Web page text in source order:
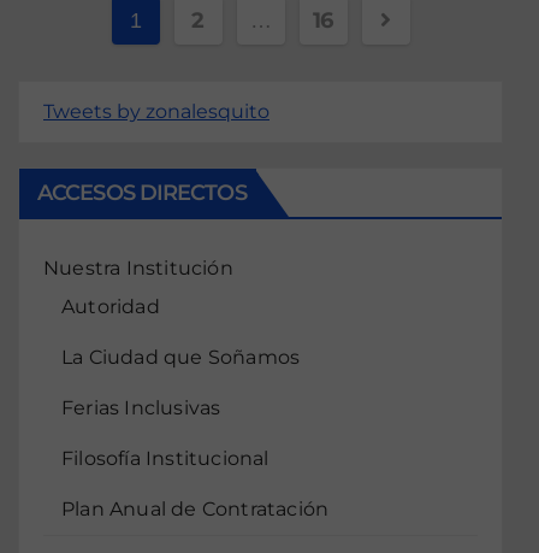
1 2 … 16
Tweets by zonalesquito
ACCESOS DIRECTOS
Nuestra Institución
Autoridad
La Ciudad que Soñamos
Ferias Inclusivas
Filosofía Institucional
Plan Anual de Contratación